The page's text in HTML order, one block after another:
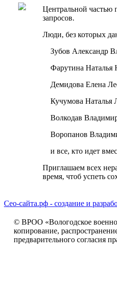
Центральной частью
запросов.
Люди, без которых
Зубов Александр
Фарутина Наталья
Демидова Елена
Кучумова Наталья
Волкодав
Воропанов
и все, кто идет
Приглашаем всех
время, чтоб успеть
Сео-сайта.рф - создание и
© ВРОО «Вологодское военно-
копирование,
предварительного согласия